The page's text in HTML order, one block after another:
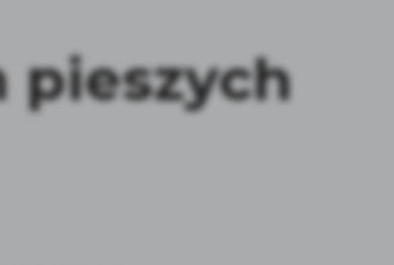
pieszych